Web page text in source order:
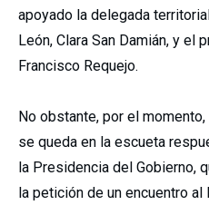
apoyado la delegada
León, Clara San Damián, y el
Francisco Requejo.
No obstante, por el
se queda en la escueta
la Presidencia del Gobierno,
la petición de un encuentro